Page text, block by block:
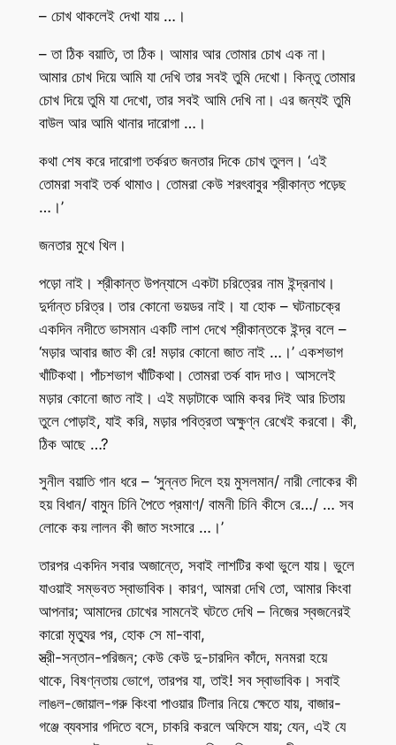
– চোখ থাকলেই দেখা যায় …।
– তা ঠিক বয়াতি, তা ঠিক। আমার আর তোমার চোখ এক না।
আমার চোখ দিয়ে আমি যা দেখি তার সবই তুমি দেখো। কিন্তু তোমার
চোখ দিয়ে তুমি যা দেখো, তার সবই আমি দেখি না। এর জন্যই তুমি
বাউল আর আমি থানার দারোগা …।
কথা শেষ করে দারোগা তর্করত জনতার দিকে চোখ তুলল। ‘এই
তোমরা সবাই তর্ক থামাও। তোমরা কেউ শরৎবাবুর শ্রীকান্ত পড়েছ
…।’
জনতার মুখে খিল।
পড়ো নাই। শ্রীকান্ত উপন্যাসে একটা চরিত্রের নাম ইন্দ্রনাথ।
দুর্দান্ত চরিত্র। তার কোনো ভয়ডর নাই। যা হোক – ঘটনাচক্রে
একদিন নদীতে ভাসমান একটি লাশ দেখে শ্রীকান্তকে ইন্দ্র বলে –
‘মড়ার আবার জাত কী রে! মড়ার কোনো জাত নাই …।’ একশভাগ
খাঁটিকথা। পাঁচশভাগ খাঁটিকথা। তোমরা তর্ক বাদ দাও। আসলেই
মড়ার কোনো জাত নাই। এই মড়াটাকে আমি কবর দিই আর চিতায়
তুলে পোড়াই, যাই করি, মড়ার পবিত্রতা অক্ষুণ্ন রেখেই করবো। কী,
ঠিক আছে …?
সুনীল বয়াতি গান ধরে – ‘সুন্নত দিলে হয় মুসলমান/ নারী লোকের কী
হয় বিধান/ বামুন চিনি পৈতে প্রমাণ/ বামনী চিনি কীসে রে…/ … সব
লোকে কয় লালন কী জাত সংসারে …।’
তারপর একদিন সবার অজান্তে, সবাই লাশটির কথা ভুলে যায়। ভুলে
যাওয়াই সম্ভবত স্বাভাবিক। কারণ, আমরা দেখি তো, আমার কিংবা
আপনার; আমাদের চোখের সামনেই ঘটতে দেখি – নিজের স্বজনেরই
কারো মৃত্যুর পর, হোক সে মা-বাবা,
স্ত্রী-সন্তান-পরিজন; কেউ কেউ দু-চারদিন কাঁদে, মনমরা হয়ে
থাকে, বিষণ্নতায় ভোগে, তারপর যা, তাই! সব স্বাভাবিক। সবাই
লাঙল-জোয়াল-গরু কিংবা পাওয়ার টিলার নিয়ে ক্ষেতে যায়, বাজার-
গঞ্জে ব্যবসার গদিতে বসে, চাকরি করলে অফিসে যায়; যেন, এই যে